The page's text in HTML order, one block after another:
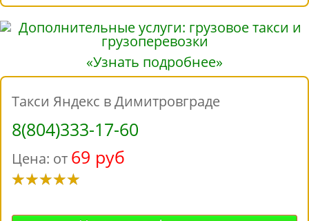
«Узнать подробнее»
Такси Яндекс в Димитровграде
8(804)333-17-60
Цена: от 69 руб